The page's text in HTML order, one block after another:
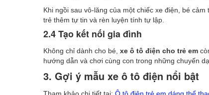
Khi ngồi sau vô-lăng của một chiếc xe điện, bé
trẻ thêm tự tin và rèn luyện tính tự lập.
2.4 Tạo kết nối gia đình
Không chỉ dành cho bé, xe ô tô điện cho trẻ em
hướng dẫn và chơi cùng con trong những chuyến
3. Gợi ý mẫu xe ô tô điện nổi bật